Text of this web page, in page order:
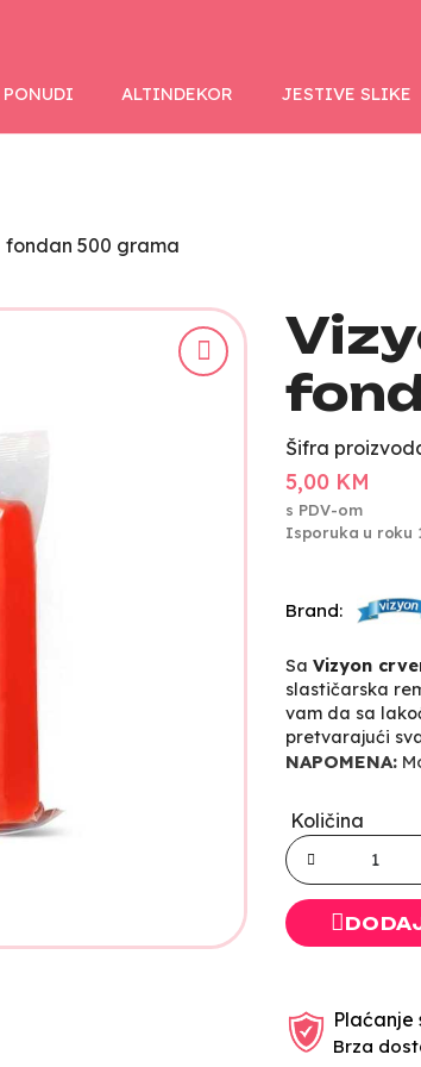
ALTINDEKOR JESTIVE SLIKE
fondan 500 grama
Šifra
5,00 KM
s PDV-om
Isporuka u roku
Brand:
Sa Vizyon
slastičarska
vam da sa
pretvarajući
NAPOMENA:
Količina
Plaćanje
Brza